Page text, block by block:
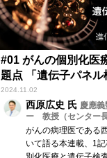
#01 がんの個別化
題点 「遺伝子パネル
2024.11.02
西原広史 氏 慶應
ー 教授（センター長
がんの病理医である
いて語る本連載、1